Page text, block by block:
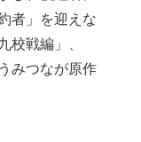
者」を迎えな
校戦編」、
みつなが原作